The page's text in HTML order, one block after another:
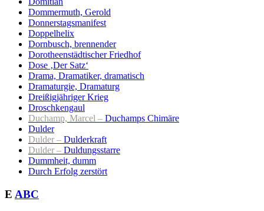
Dommermuth, Gerold
Donnerstagsmanifest
Doppelhelix
Dornbusch, brennender
Dorotheenstädtischer Friedhof
Dose ‚Der Satz‘
Drama, Dramatiker, dramatisch
Dramaturgie, Dramaturg
Dreißigjähriger Krieg
Droschkengaul
Duchamp, Marcel – Duchamps Chimäre
Dulder
Dulder – Dulderkraft
Dulder – Duldungsstarre
Dummheit, dumm
Durch Erfolg zerstört
E ABC